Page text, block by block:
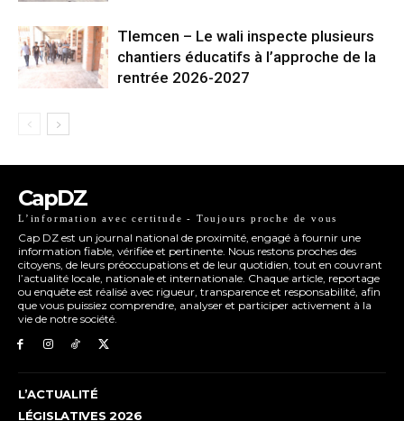
Tlemcen – Le wali inspecte plusieurs
chantiers éducatifs à l’approche de la
rentrée 2026-2027
CapDZ
L’information avec certitude - Toujours proche de vous
Cap DZ est un journal national de proximité, engagé à fournir une
information fiable, vérifiée et pertinente. Nous restons proches des
citoyens, de leurs préoccupations et de leur quotidien, tout en couvrant
l’actualité locale, nationale et internationale. Chaque article, reportage
ou enquête est réalisé avec rigueur, transparence et responsabilité, afin
que vous puissiez comprendre, analyser et participer activement à la
vie de notre société.
L’ACTUALITÉ
LÉGISLATIVES 2026